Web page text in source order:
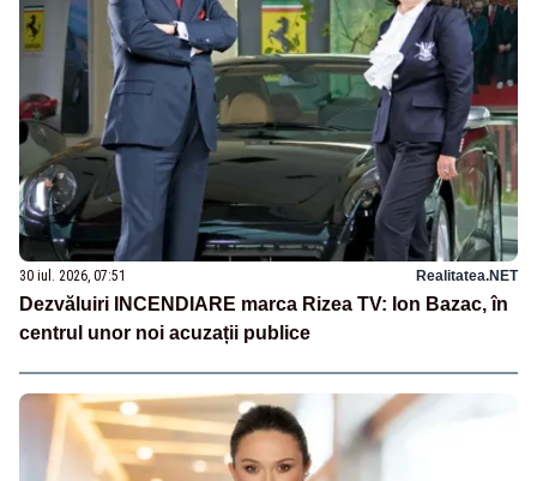
30 iul. 2026, 07:51 Realitatea.NET
Dezvăluiri INCENDIARE marca Rizea TV: Ion Bazac, în
centrul unor noi acuzații publice